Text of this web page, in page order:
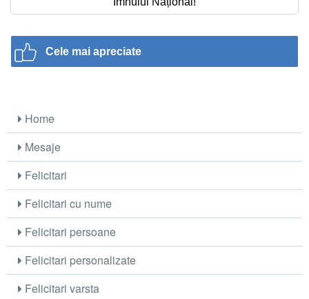
Cele mai apreciate
Home
Mesaje
Felicitari
Felicitari cu nume
Felicitari persoane
Felicitari personalizate
Felicitari varsta